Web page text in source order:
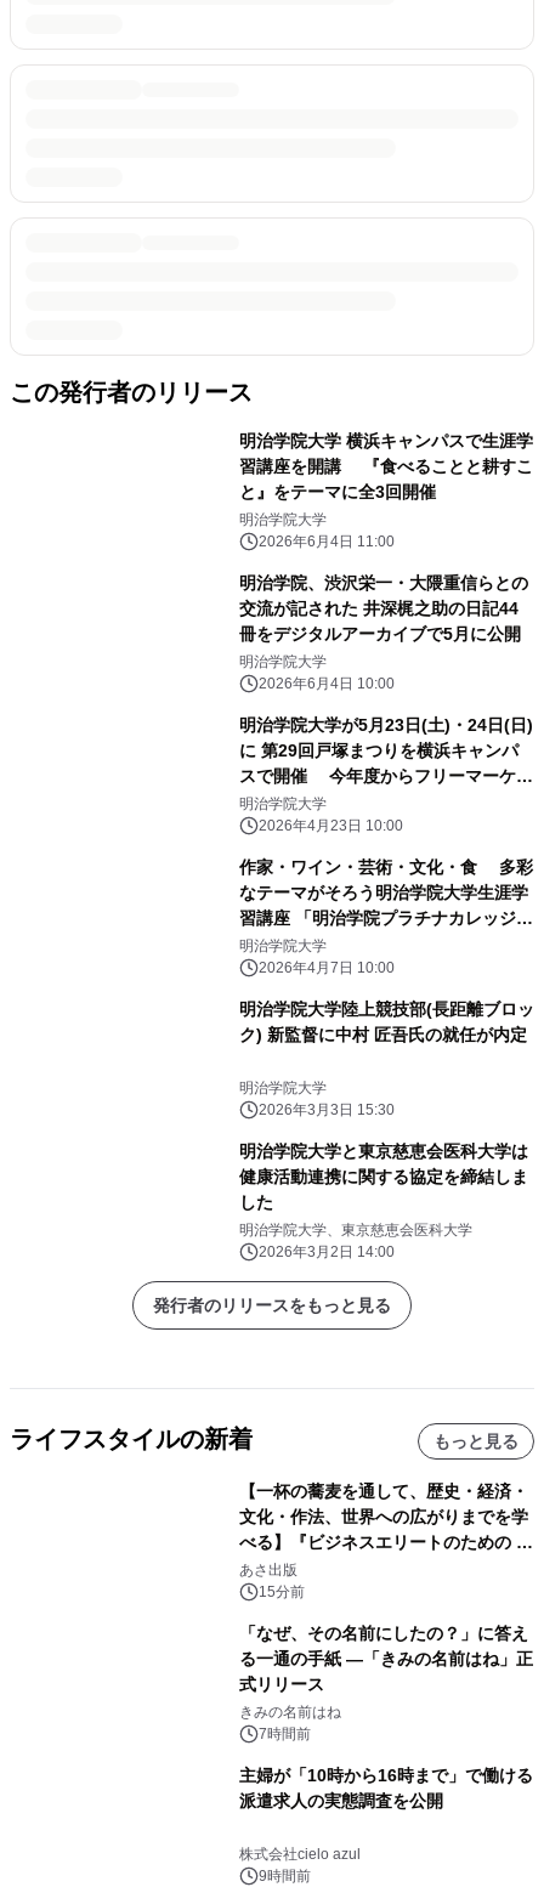
この発行者のリリース
明治学院大学 横浜キャンパスで生涯学
習講座を開講 『食べることと耕すこ
と』をテーマに全3回開催
明治学院大学
2026年6月4日 11:00
明治学院、渋沢栄一・大隈重信らとの
交流が記された 井深梶之助の日記44
冊をデジタルアーカイブで5月に公開
明治学院大学
2026年6月4日 10:00
明治学院大学が5月23日(土)・24日(日)
に 第29回戸塚まつりを横浜キャンパ
スで開催 今年度からフリーマーケッ
ト企画も復活！
明治学院大学
2026年4月23日 10:00
作家・ワイン・芸術・文化・食 多彩
なテーマがそろう明治学院大学生涯学
習講座 「明治学院プラチナカレッジ」
受付開始
明治学院大学
2026年4月7日 10:00
明治学院大学陸上競技部(長距離ブロッ
ク) 新監督に中村 匠吾氏の就任が内定
明治学院大学
2026年3月3日 15:30
明治学院大学と東京慈恵会医科大学は
健康活動連携に関する協定を締結しま
した
明治学院大学、東京慈恵会医科大学
2026年3月2日 14:00
発行者のリリースをもっと見る
ライフスタイルの新着 もっと見る
【一杯の蕎麦を通して、歴史・経済・
文化・作法、世界への広がりまでを学
べる】『ビジネスエリートのための 教
養としての蕎麦』2026年8月25日
（火）発売
あさ出版
15分前
「なぜ、その名前にしたの？」に答え
る一通の手紙 ―「きみの名前はね」正
式リリース
きみの名前はね
7時間前
主婦が「10時から16時まで」で働ける
派遣求人の実態調査を公開
株式会社cielo azul
9時間前